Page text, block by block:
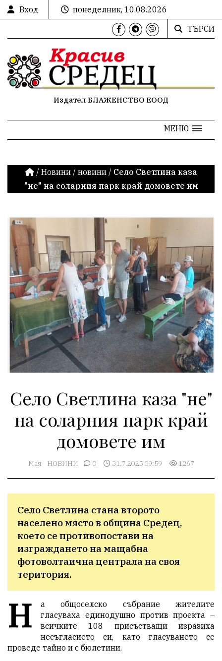
Вход
понеделник, 10.08.2026
ТЪРСИ
Издател БЛАЖЕНСТВО ЕООД
МЕНЮ
/ Новини / новини / Село Светлина каза
"не" на соларния парк край домовете им
Село Светлина каза "не"
на соларния парк край
домовете им
Мая НОВИНИ 0 31.7.2025 09:59 1267
Село Светлина стана второто
населено място в община Средец,
което се противопостави на
изграждането на мащабна
фотоволтаична централа на своя
територия.
Н
а общоселско събрание жителите
гласуваха единодушно против проекта –
всичките 108 присъстващи изразиха
несъгласието си, като гласуването се
проведе тайно и с бюлетини.